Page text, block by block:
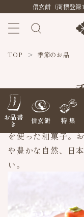
信玄餅（商標登録
お品書
き
信玄餅 特 集
ようこそ ゲスト 様
TOP 季節のお品
職人の手仕事で、
を使った和菓子。
や豊かな自然、日
い。